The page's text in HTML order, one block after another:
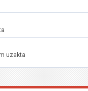
uzakta